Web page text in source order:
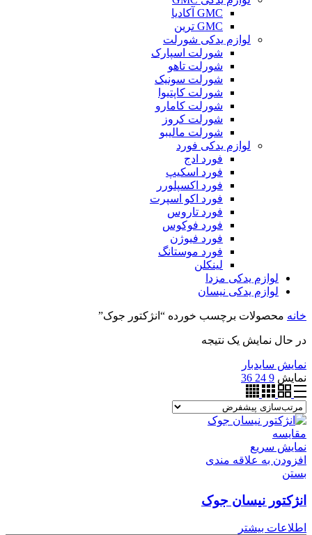
GMC آکادیا
GMC ترین
لوازم یدکی شورلت
شورلت اسپارک
شورلت تاهو
شورلت سونیک
شورلت کاپتیوا
شورلت کامارو
شورلت کروز
شورلت مالیبو
لوازم یدکی فورد
فورد ادج
فورد اسکیپ
فورد اکسپلورر
فورد اکو اسپرت
فورد تاروس
فورد فوکوس
فورد فیوژن
فورد موستانگ
لینکلن
لوازم یدکی مزدا
لوازم یدکی نیسان
خانه محصولات برچسب خورده “انژکتور جوک”
در حال نمایش یک نتیجه
نمایش سایدبار
نمایش 9
24
36
مقایسه
نمایش سریع
افزودن به علاقه مندی
بستن
انژکتور نیسان جوک
اطلاعات بیشتر